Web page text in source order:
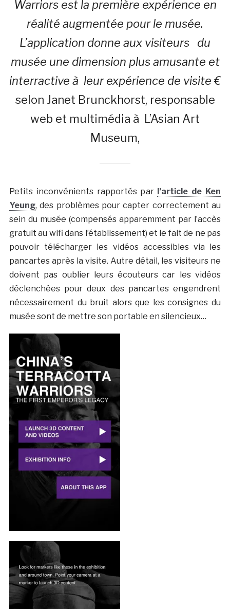
Warriors est la première expérience en
réalité augmentée pour le musée.
L’application donne aux visiteurs du
musée une dimension plus amusante et
interractive à leur expérience de visite €
selon Janet Brunckhorst, responsable
web et multimédia à L’Asian Art
Museum,
Petits inconvénients rapportés par l’article de Ken
Yeung, des problèmes pour capter correctement au
sein du musée (compensés apparemment par l’accès
gratuit au wifi dans l’établissement) et le fait de ne pas
pouvoir télécharger les vidéos accessibles via les
pancartes après la visite. Autre détail, les visiteurs ne
doivent pas oublier leurs écouteurs car les vidéos
déclenchées pour deux des pancartes engendrent
nécessairement du bruit alors que les consignes du
musée sont de mettre son portable en silencieux…